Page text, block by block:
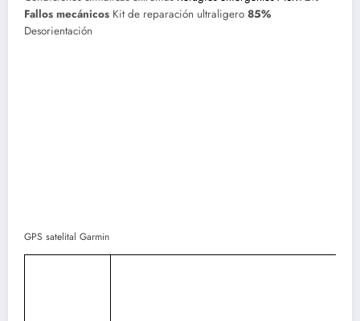
Fallos mecánicos Kit de reparación ultraligero 85%
Desorientación
GPS satelital Garmin